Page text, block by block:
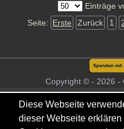
Einträge
Seite: Erste Zurück 1
Copyright © - 2026 -
Diese Webseite
dieser Webseite